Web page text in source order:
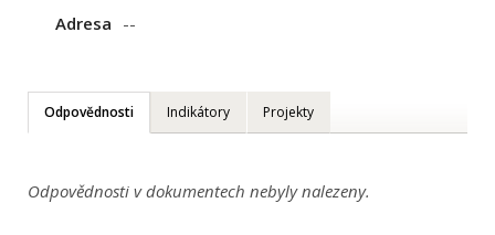
Adresa --
Odpovědnosti Indikátory Projekty
Odpovědnosti v dokumentech nebyly nalezeny.